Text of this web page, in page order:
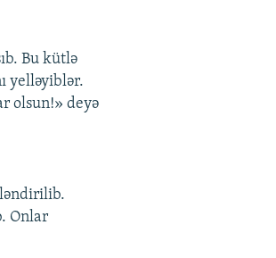
Bu kütlə
yelləyiblər.
olsun!» deyə
Onlar